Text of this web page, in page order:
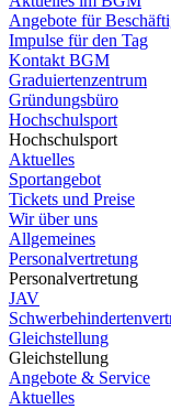
Angebote für
Impulse für den Tag
Kontakt BGM
Graduiertenzentrum
Gründungsbüro
Hochschulsport
Hochschulsport
Aktuelles
Sportangebot
Tickets und Preise
Wir über uns
Allgemeines
Personalvertretung
Personalvertretung
JAV
Gleichstellung
Gleichstellung
Angebote & Service
Aktuelles